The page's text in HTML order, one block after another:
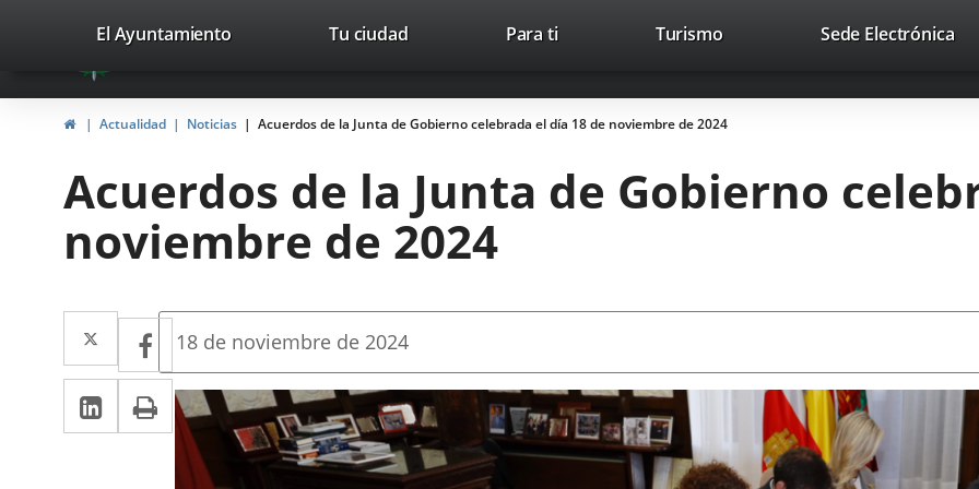
Portal
Web
del
Valladolid
avaTop Trabaja con nosotros Contacto
valladolid.es
El Ayuntamiento Tu ciudad Para ti TurismoEste
abrirá
en
nueva.
Sede Electrónica
InicioActualidad Noticias Acuerdos de la Junta de Gobierno celebrada el día 18 de noviembre de 2024
Acuerdos de la Junta de Gobierno
noviembre de 2024
Twitter
Enlace
a
una
aplicación
externa.
Facebook
Enlace
a
una
aplicación
LinkedIn
Enlace
a
Imprimir
Fecha
la
noticia
18 de noviembre de 2024